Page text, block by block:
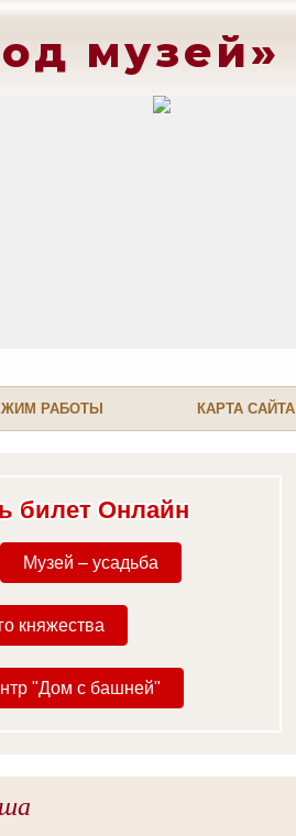
музей»
РАБОТЫ КАРТА САЙТА
билет Онлайн
Музей – усадьба
княжества
"Дом с башней"